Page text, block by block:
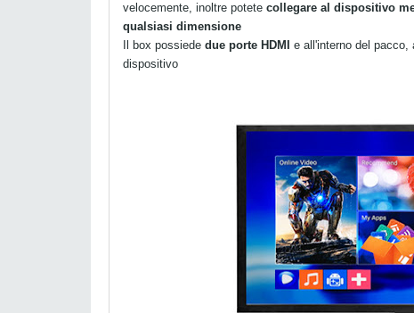
velocemente, inoltre potete collegare al dispositivo
qualsiasi dimensione
Il box possiede due porte HDMI
e all'interno del pacco,
dispositivo